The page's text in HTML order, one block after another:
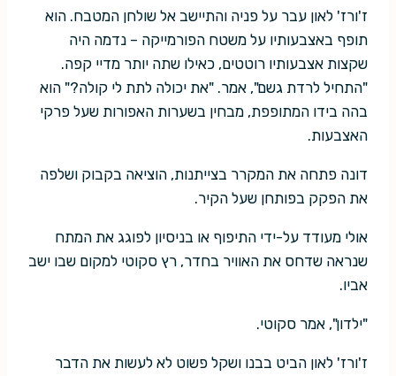
ז'ורז' לאון עבר על פניה והתיישב אל שולחן המטבח. הוא
תופף באצבעותיו על משטח הפורמייקה – נדמה היה
שקצות אצבעותיו רוטטים, כאילו שתה יותר מדיי קפה.
"התחיל לרדת גשם", אמר. "את יכולה לתת לי קולה?" הוא
בהה בידו המתופפת, מבחין בשערות האפורות שעל פרקי
האצבעות.
דונה פתחה את המקרר בצייתנות, הוציאה בקבוק ושלפה
את הפקק בפותחן שעל הקיר.
אולי מעודד על-ידי התיפוף או בניסיון לפוגג את המתח
שנראה שדחס את האוויר בחדר, רץ סקוטי למקום שבו ישב
אביו.
"ילדון", אמר סקוטי.
ז'ורז' לאון הביט בבנו ושקל פשוט לא לעשות את הדבר